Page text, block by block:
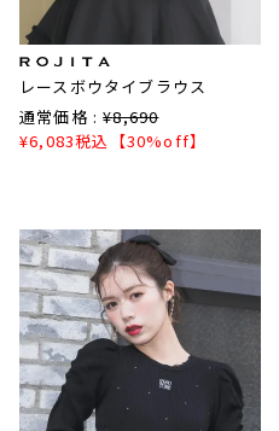
レースボウタイブラウス
通常価格 : ¥8,690
¥6,083税込 【30%off】